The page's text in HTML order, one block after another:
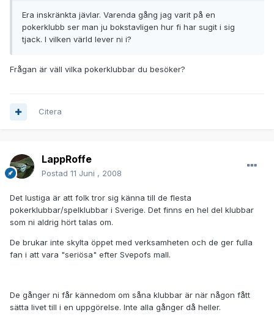
Era inskränkta jävlar. Varenda gång jag varit på en
pokerklubb ser man ju bokstavligen hur fi har sugit i sig
tjack. I vilken värld lever ni i?
Frågan är väll vilka pokerklubbar du besöker?
Citera
LappRoffe
Postad 11 Juni , 2008
Det lustiga är att folk tror sig känna till de flesta
pokerklubbar/spelklubbar i Sverige. Det finns en hel del klubbar
som ni aldrig hört talas om.
De brukar inte skylta öppet med verksamheten och de ger fulla
fan i att vara "seriösa" efter Svepofs mall.
De gånger ni får kännedom om såna klubbar är när någon fått
sätta livet till i en uppgörelse. Inte alla gånger då heller.